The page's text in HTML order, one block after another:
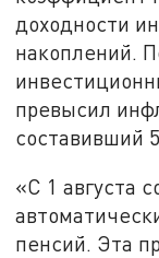
доходности
накоплений.
превысил
составивший
«С 1 августа
пенсий. Эта